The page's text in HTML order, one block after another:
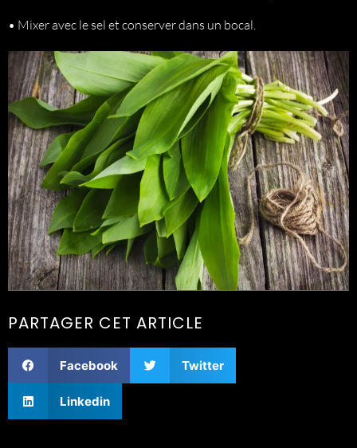
• Mixer avec le sel et conserver dans un bocal.
PARTAGER CET ARTICLE
Facebook Twitter
Linkedin